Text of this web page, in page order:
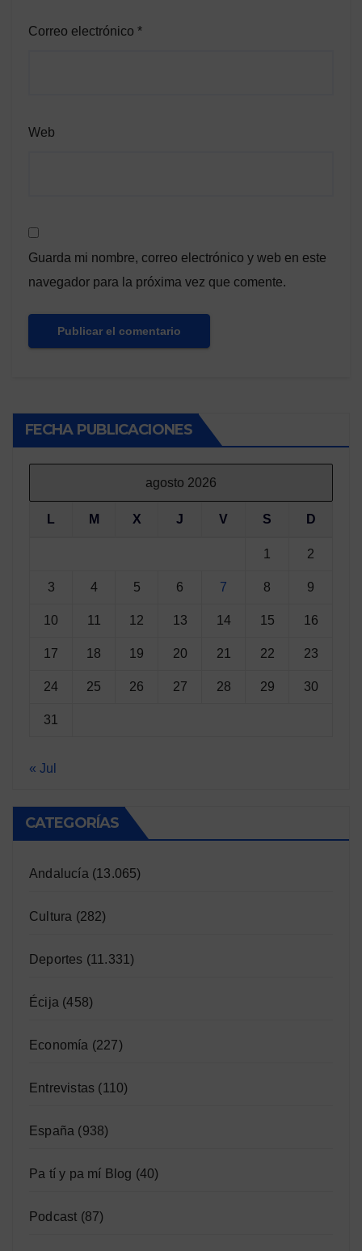
Correo electrónico *
Web
Guarda mi nombre, correo electrónico y web en este
navegador para la próxima vez que comente.
FECHA PUBLICACIONES
agosto 2026
L M X J V S D
1 2
3 4 5 6 7 8 9
10 11 12 13 14 15 16
17 18 19 20 21 22 23
24 25 26 27 28 29 30
31
« Jul
CATEGORÍAS
Andalucía (13.065)
Cultura (282)
Deportes (11.331)
Écija (458)
Economía (227)
Entrevistas (110)
España (938)
Pa tí y pa mí Blog (40)
Podcast (87)